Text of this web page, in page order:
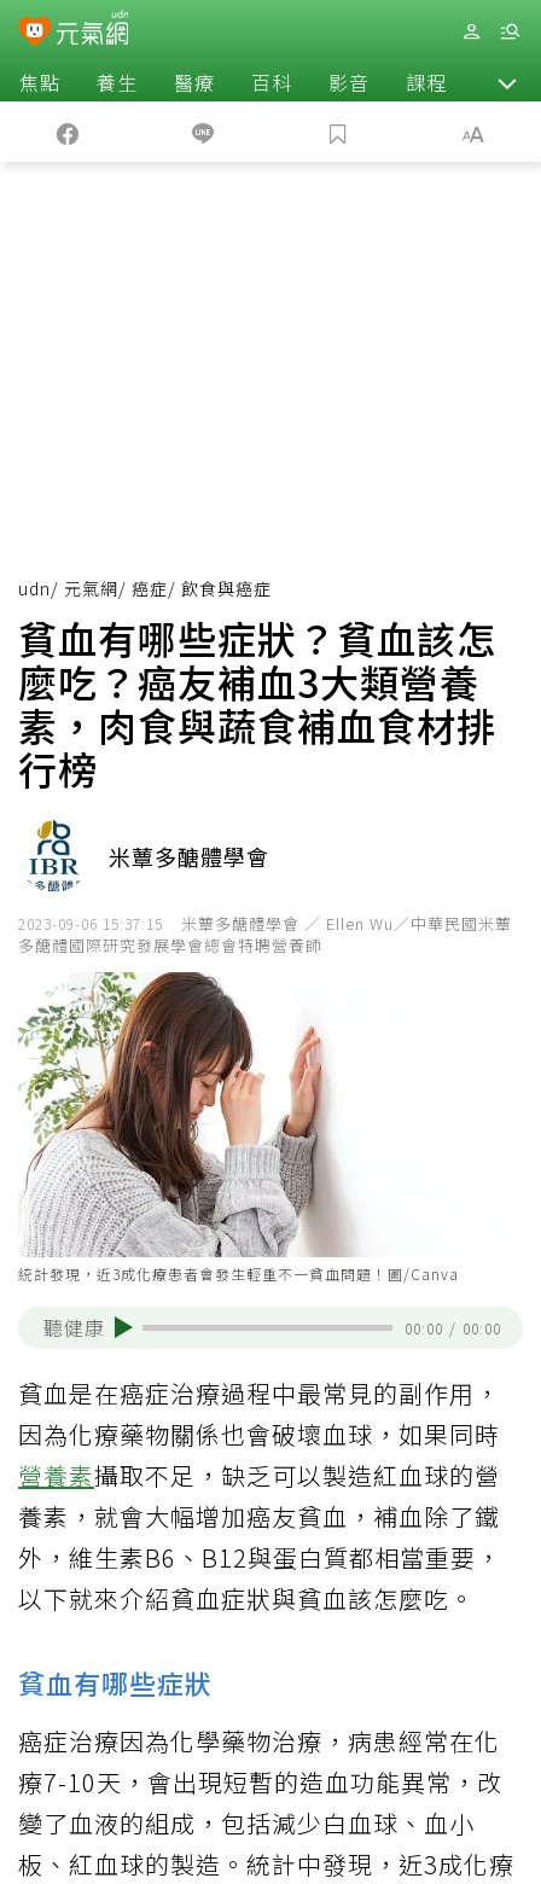
焦點 養生 醫療 百科 影音 課程 退休
udn/ 元氣網/ 癌症/ 飲食與癌症
貧血有哪些症狀？貧血該怎
麼吃？癌友補血3大類營養
素，肉食與蔬食補血食材排
行榜
米蕈多醣體學會
2023-09-06 15:37:15
米蕈多醣體學會 ／ Ellen Wu／中華民國米蕈
多醣體國際研究發展學會總會特聘營養師
統計發現，近3成化療患者會發生輕重不一貧血問題！圖/Canva
聽健康 00:00 / 00:00
貧血是在癌症治療過程中最常見的副作用，
因為化療藥物關係也會破壞血球，如果同時
營養素攝取不足，缺乏可以製造紅血球的營
養素，就會大幅增加癌友貧血，補血除了鐵
外，維生素B6、B12與蛋白質都相當重要，
以下就來介紹貧血症狀與貧血該怎麼吃。
貧血有哪些症狀
癌症治療因為化學藥物治療，病患經常在化
療7-10天，會出現短暫的造血功能異常，改
變了血液的組成，包括減少白血球、血小
板、紅血球的製造。統計中發現，近3成化療